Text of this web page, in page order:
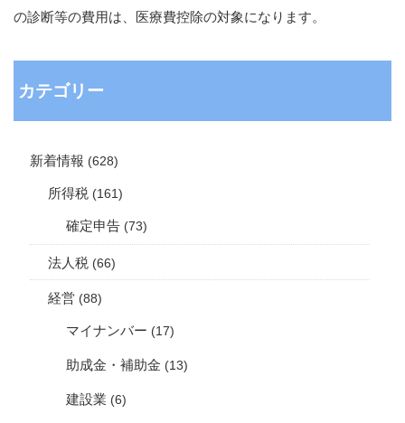
の診断等の費用は、医療費控除の対象になります。
カテゴリー
新着情報 (628)
所得税 (161)
確定申告 (73)
法人税 (66)
経営 (88)
マイナンバー (17)
助成金・補助金 (13)
建設業 (6)